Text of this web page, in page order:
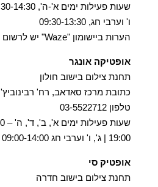
ו' וערבי חג, 09:30-13:30
הערות ביישומון "Waze" יש לרשום "חורי 40, חיפה"
אופטיקה אונגר
תחנת צילום בישוב חולון
כתובת מרכז סאדאב, רח' רבינוביץ' 11
טלפון 03-5522712
19:00 | ג', ו' וערבי חג 09:00-14:00
אופטיק סי
תחנת צילום בישוב חדרה